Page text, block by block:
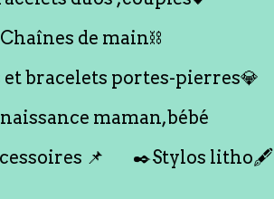
de main⛓️
bracelets portes-pierres💎
maman,bébé
📌
✒️Stylos litho🖋️